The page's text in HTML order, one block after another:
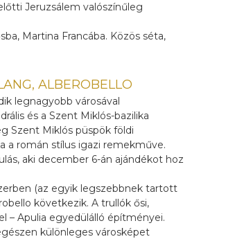
Jeruzsálem valószínűleg
Martina Francába. Közös séta,
ALBEROBELLO
legnagyobb városával
és a Szent Miklós-bazilika
Szent Miklós püspök földi
a román stílus igazi remekműve.
aki december 6-án ajándékot hoz
(az egyik legszebbnek tartott
következik. A trullók ősi,
– Apulia egyedülálló építményei.
különleges városképet